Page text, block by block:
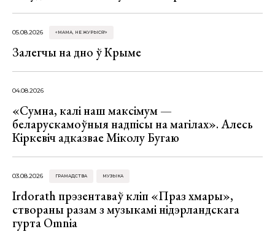
05.08.2026 «МАМА, НЕ ЖУРЫСЯ!»
Залегчы на дно ў Крыме
04.08.2026
«Сумна, калі наш максімум —
беларускамоўныя надпісы на магілах». Алесь
Кіркевіч адказвае Міколу Бугаю
03.08.2026 ГРАМАДСТВА МУЗЫКА
Irdorath прэзентаваў кліп «Праз хмары»,
створаны разам з музыкамі нідэрландскага
гурта Omnia